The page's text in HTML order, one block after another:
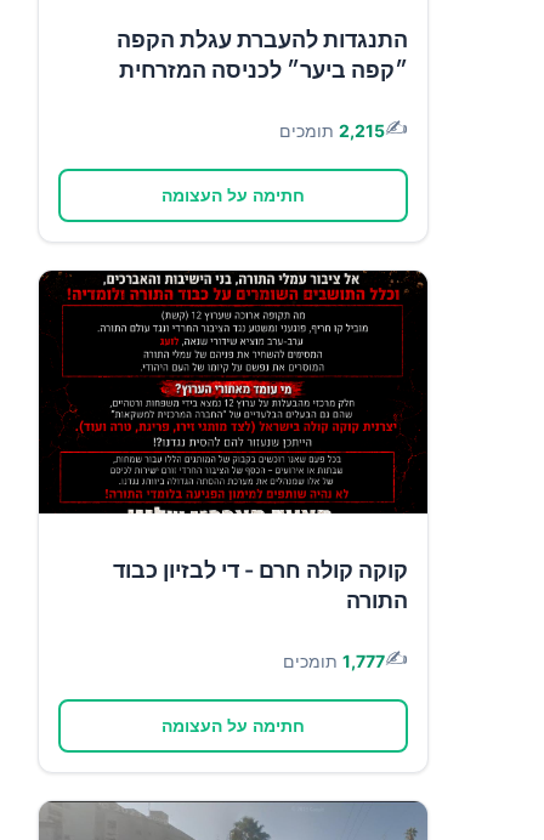
התנגדות להעברת עגלת הקפה
״קפה ביער״ לכניסה המזרחית
✍️
2,215 תומכים
חתימה על העצומה
קוקה קולה חרם - די לבזיון כבוד
התורה
✍️
1,777 תומכים
חתימה על העצומה